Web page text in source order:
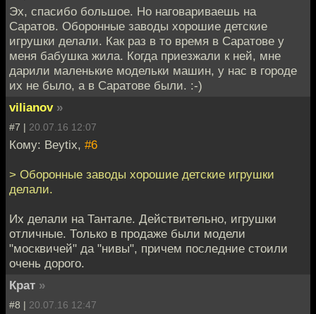
Эх, спасибо большое. Но наговариваешь на
Саратов. Оборонные заводы хорошие детские
игрушки делали. Как раз в то время в Саратове у
меня бабушка жила. Когда приезжали к ней, мне
дарили маленькие модельки машин, у нас в городе
их не было, а в Саратове были. :-)
vilianov »
#7 | 20.07.16 12:07
Кому: Beytix, #6
> Оборонные заводы хорошие детские игрушки
делали.
Их делали на Тантале. Действительно, игрушки
отличные. Только в продаже были модели
"москвичей" да "нивы", причем последние стоили
очень дорого.
Крат »
#8 | 20.07.16 12:47